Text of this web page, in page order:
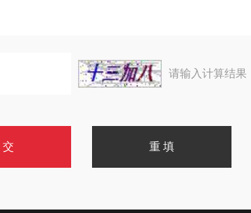
请输入计算结果